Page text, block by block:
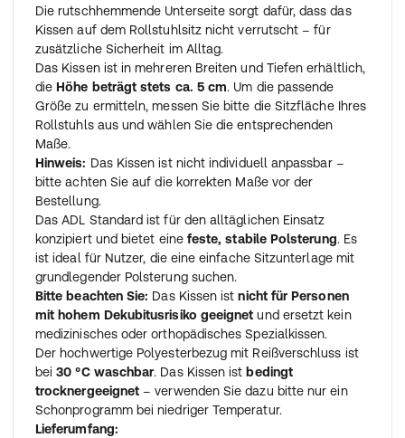
Die rutschhemmende Unterseite sorgt dafür, dass das
Kissen auf dem Rollstuhlsitz nicht verrutscht – für
zusätzliche Sicherheit im Alltag.
Das Kissen ist in mehreren Breiten und Tiefen erhältlich,
die Höhe beträgt stets ca. 5 cm. Um die passende
Größe zu ermitteln, messen Sie bitte die Sitzfläche Ihres
Rollstuhls aus und wählen Sie die entsprechenden
Maße.
Hinweis: Das Kissen ist nicht individuell anpassbar –
bitte achten Sie auf die korrekten Maße vor der
Bestellung.
Das ADL Standard ist für den alltäglichen Einsatz
konzipiert und bietet eine feste, stabile Polsterung. Es
ist ideal für Nutzer, die eine einfache Sitzunterlage mit
grundlegender Polsterung suchen.
Bitte beachten Sie: Das Kissen istnicht für Personen
mit hohem Dekubitusrisiko geeignet und ersetzt kein
medizinisches oder orthopädisches Spezialkissen.
Der hochwertige Polyesterbezug mit Reißverschluss ist
bei30 °C waschbar. Das Kissen ist bedingt
trocknergeeignet – verwenden Sie dazu bitte nur ein
Schonprogramm bei niedriger Temperatur.
Lieferumfang: